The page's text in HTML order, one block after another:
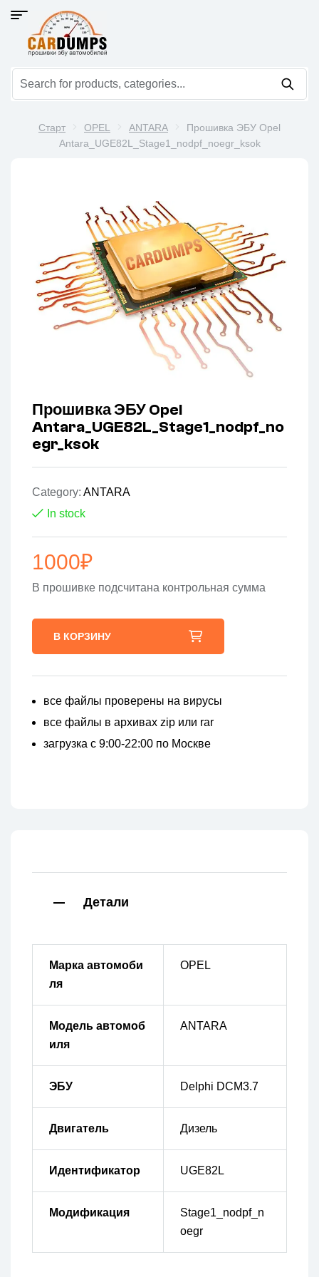
Старт OPEL ANTARA
Прошивка ЭБУ Opel
Antara_UGE82L_Stage1_nodpf_noegr_ksok
Прошивка ЭБУ Opel
Antara_UGE82L_Stage1_nodpf_no
egr_ksok
Category: ANTARA
In stock
1000₽
В прошивке подсчитана контрольная сумма
В КОРЗИНУ
все файлы проверены на вирусы
все файлы в архивах zip или rar
загрузка с 9:00-22:00 по Москве
Детали
Марка автомоби
ля
OPEL
Модель автомоб
иля
ANTARA
ЭБУ Delphi DCM3.7
Двигатель Дизель
Идентификатор UGE82L
Модификация
Stage1_nodpf_n
oegr